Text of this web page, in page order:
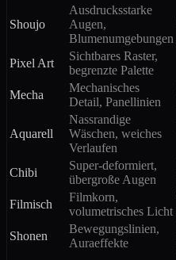
Shoujo
Ausdrucksstarke
Augen,
Blumenumgebungen
Pixel Art
Sichtbares Raster,
begrenzte Palette
Mecha
Mechanisches
Detail, Panellinien
Aquarell
Nassrandige
Wäschen, weiches
Verlaufen
Chibi
Super-deformiert,
übergroße Augen
Filmisch
Filmkorn,
volumetrisches Licht
Shonen
Bewegungslinien,
Auraeffekte